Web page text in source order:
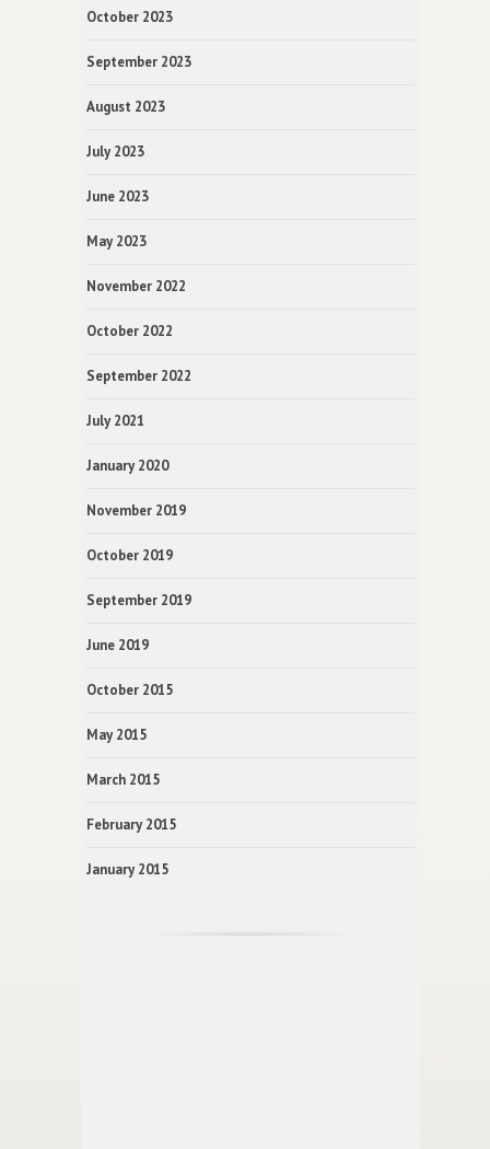
October 2023
September 2023
August 2023
July 2023
June 2023
May 2023
November 2022
October 2022
September 2022
July 2021
January 2020
November 2019
October 2019
September 2019
June 2019
October 2015
May 2015
March 2015
February 2015
January 2015